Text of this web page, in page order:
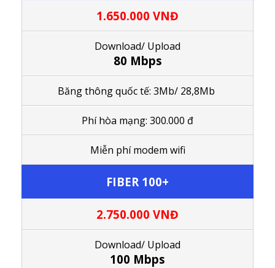
1.650.000 VNĐ
Download/ Upload
80 Mbps
Băng thông quốc tế: 3Mb/ 28,8Mb
Phí hòa mạng: 300.000 đ
Miễn phí modem wifi
FIBER 100+
2.750.000 VNĐ
Download/ Upload
100 Mbps